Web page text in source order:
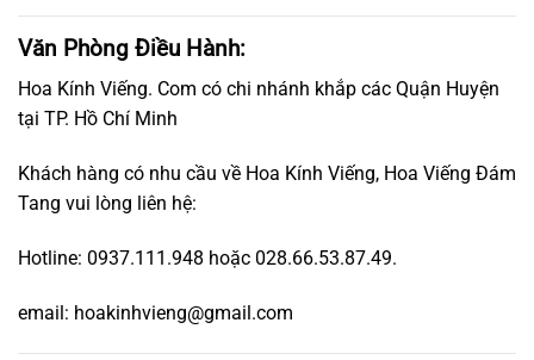
Văn Phòng Điều Hành:
Hoa Kính Viếng. Com có chi nhánh khắp các Quận Huyện
tại TP. Hồ Chí Minh
Khách hàng có nhu cầu về Hoa Kính Viếng, Hoa Viếng Đám
Tang vui lòng liên hệ:
Hotline: 0937.111.948 hoặc 028.66.53.87.49.
email: hoakinhvieng@gmail.com